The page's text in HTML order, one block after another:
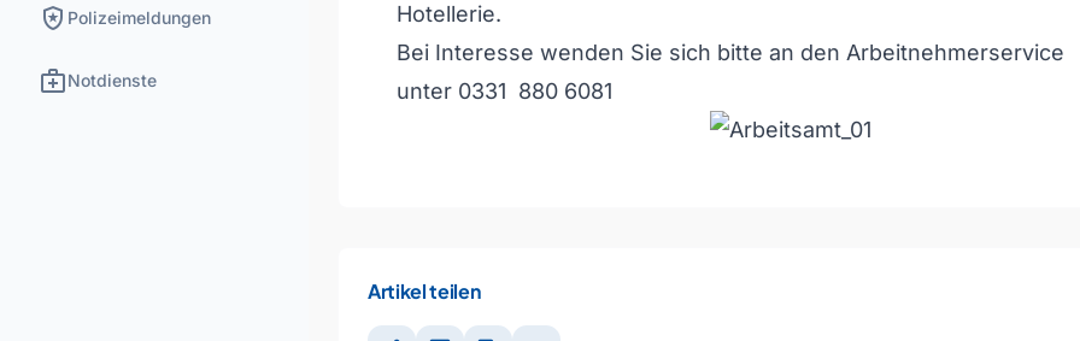
local_police Polizeimeldungen
medical_servicesNotdienste
Hotellerie.
Bei Interesse wenden Sie sich bitte an den Arbeitnehmerservice
unter 0331 880 6081
Artikel teilen